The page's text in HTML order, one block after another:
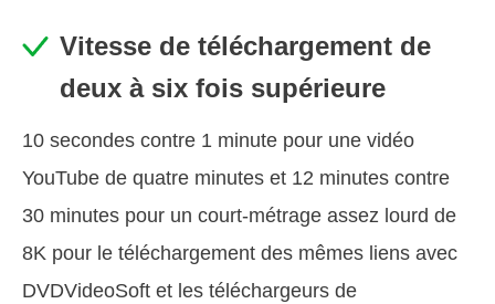
Vitesse de téléchargement de
deux à six fois supérieure
10 secondes contre 1 minute pour une vidéo
YouTube de quatre minutes et 12 minutes contre
30 minutes pour un court-métrage assez lourd de
8K pour le téléchargement des mêmes liens avec
DVDVideoSoft et les téléchargeurs de